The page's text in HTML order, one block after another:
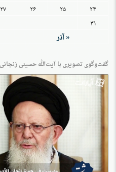
۲۴
۲۵ ۲۶ ۲۷
۳۱
« آذر
گفت‌وگو‌ی تصویری با آیت‌الله حسینی زنجانی